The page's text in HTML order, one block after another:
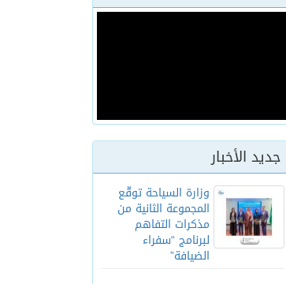
جديد الأخبار
وزارة السياحة توقّع
المجموعة الثانية من
مذكرات التفاهم
لبرنامج “سفراء
الضيافة”